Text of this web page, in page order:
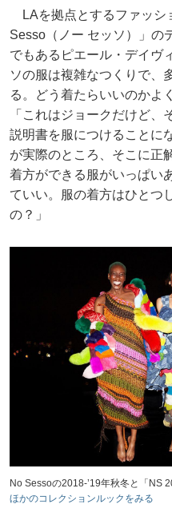
LAを拠点とするファッシ
Sesso（ノー セッソ）」の
でもあるピエール・デイヴ
ソの服は複雑なつくりで、
る。どう着たらいいのかよ
「これはジョークだけど
説明書を服につけることに
が実際のところ、そこに正
着方ができる服がいっぱい
ていい。服の着方はひとつ
の？」
No Sessoの2018-’19年秋冬と「NS
ほかのコレクションルックをみる